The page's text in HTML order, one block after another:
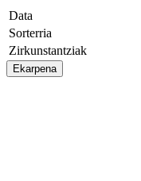
Data
Sorterria
Zirkunstantziak